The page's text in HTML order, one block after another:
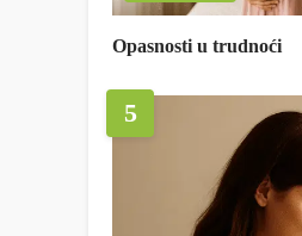
Opasnosti u trudnoći
5